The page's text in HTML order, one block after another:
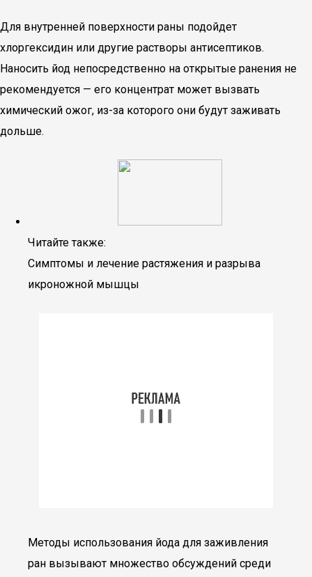
Для внутренней поверхности раны подойдет
хлоргексидин или другие растворы антисептиков.
Наносить йод непосредственно на открытые ранения не
рекомендуется — его концентрат может вызвать
химический ожог, из-за которого они будут заживать
дольше.
Читайте также:
Симптомы и лечение растяжения и разрыва
икроножной мышцы
Методы использования йода для заживления
ран вызывают множество обсуждений среди